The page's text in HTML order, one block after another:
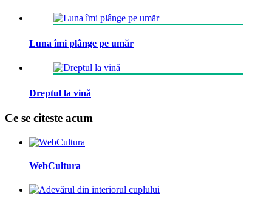
Luna îmi plânge pe umăr
Dreptul la vină
Ce se citeste acum
WebCultura